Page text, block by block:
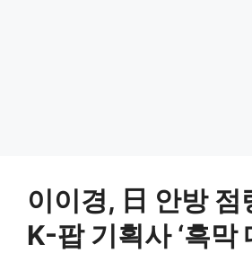
이이경, 日 안방 점
K-팝 기획사 ‘흑막